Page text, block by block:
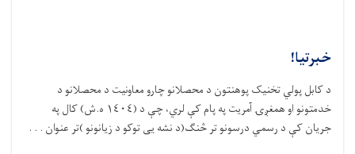
خبرتیا!
د کابل پولي تخنیک پوهنتون د محصلانو چارو معاونیت د محصلانو د
خدمتونو او همغږۍ آمريت په پام کې لري، چې د (١٤٠٤ ه.ش) کال په
جریان کې د رسمي درسونو تر څنګ(د نشه یی توکو د زیانونو )تر عنوان . . .